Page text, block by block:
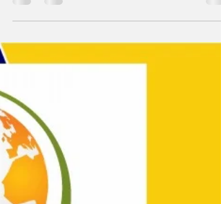
dos fornecedores
nas relações de
Palestra foi ministrada pela advogada do
Procon, Júlia Holst O auditório da
Comercial e Industrial de Macaé (ACIM)
sediou...